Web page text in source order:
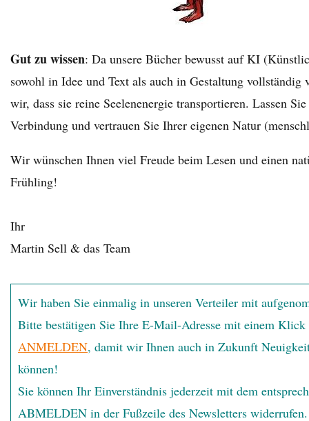
Gut zu wissen: Da unsere Bücher bewusst auf KI
sowohl in Idee und Text als auch in Gestaltung vollständig
wir, dass sie reine Seelenenergie transportieren. Lassen
Verbindung und vertrauen Sie Ihrer eigenen Natur
Wir wünschen Ihnen viel Freude beim Lesen und einen
Frühling!
Ihr
Martin Sell & das Team
Wir haben Sie einmalig in unseren Verteiler mit
Bitte bestätigen Sie Ihre E-Mail-Adresse mit einem Klick
ANMELDEN, damit wir Ihnen auch in Zukunft
können!
Sie können Ihr Einverständnis jederzeit mit dem
ABMELDEN in der Fußzeile des Newsletters widerrufen.